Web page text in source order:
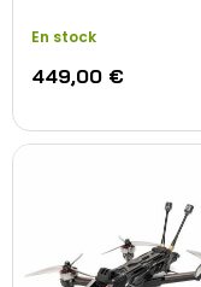
En stock
449,00 €